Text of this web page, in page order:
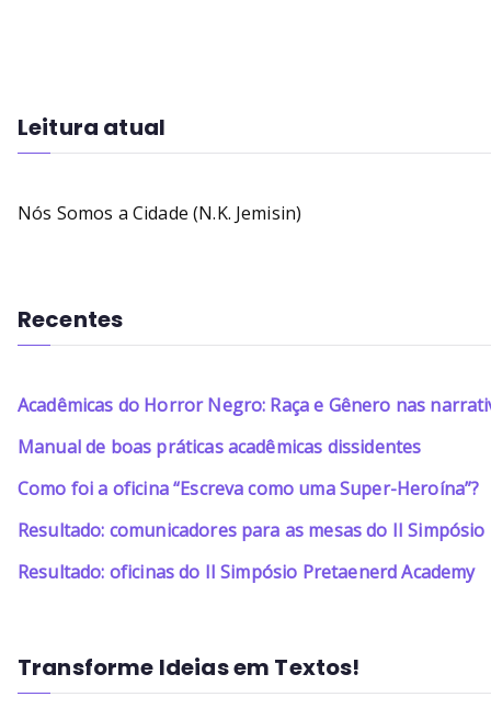
Leitura atual
Nós Somos a Cidade (N.K. Jemisin)
Recentes
Acadêmicas do Horror Negro: Raça e Gênero nas
Manual de boas práticas acadêmicas dissidentes
Como foi a oficina “Escreva como uma Super-Heroína”?
Resultado: comunicadores para as mesas do II
Resultado: oficinas do II Simpósio Pretaenerd Academy
Transforme Ideias em Textos!